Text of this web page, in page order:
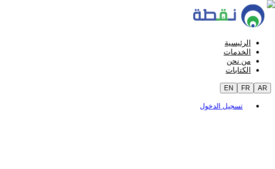
الرئيسية
الخدمات
من نحن
الكتابات
EN FR AR
تسجيل الدخول